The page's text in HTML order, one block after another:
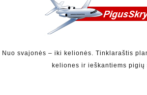
Nuo svajonės – iki kelionės. Tinklaraštis
keliones ir ieškantiems pigių